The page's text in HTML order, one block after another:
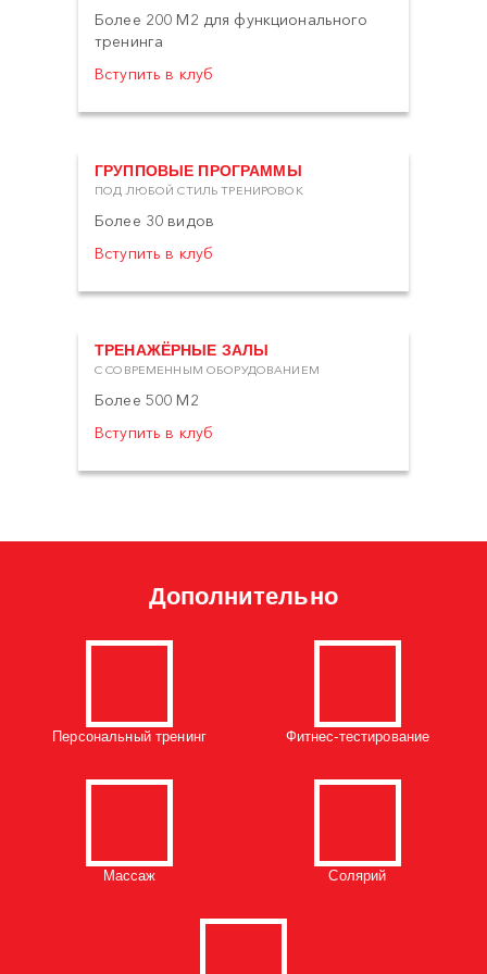
Более 200 М2 для функционального
тренинга
Вступить в клуб
ГРУППОВЫЕ ПРОГРАММЫ
ПОД ЛЮБОЙ СТИЛЬ ТРЕНИРОВОК
Более 30 видов
Вступить в клуб
ТРЕНАЖЁРНЫЕ ЗАЛЫ
С СОВРЕМЕННЫМ ОБОРУДОВАНИЕМ
Более 500 М2
Вступить в клуб
Дополнительно
Персональный тренинг Фитнес-тестирование
Массаж Солярий